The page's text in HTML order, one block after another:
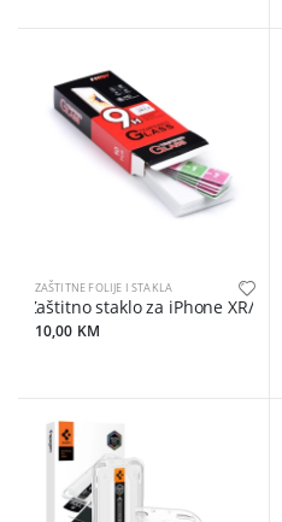
ZAŠTITNE FOLIJE I STAKLA
Zaštitno staklo za iPhone XR/11
10,00 KM